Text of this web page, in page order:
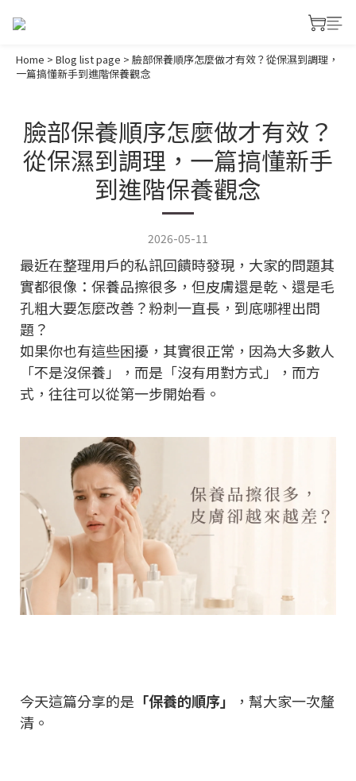
Home > Blog list page > 臉部保養順序怎麼做才有效？從保濕到調理，
一篇搞懂新手到進階保養觀念
臉部保養順序怎麼做才有效？
從保濕到調理，一篇搞懂新手
到進階保養觀念
2026-05-11
最近在整理用戶的私訊回饋時發現，大家的問題其
實都很像：保養品擦很多，但皮膚還是乾、還是毛
孔粗大要怎麼改善？粉刺一直長，到底哪裡出問
題？
如果你也有這些困擾，其實很正常，因為大多數人
「不是沒保養」，而是「沒有用對方式」，而方
式，往往可以從第一步開始看。
今天這篇分享的是 「保養的順序」
，幫大家一次釐
清。